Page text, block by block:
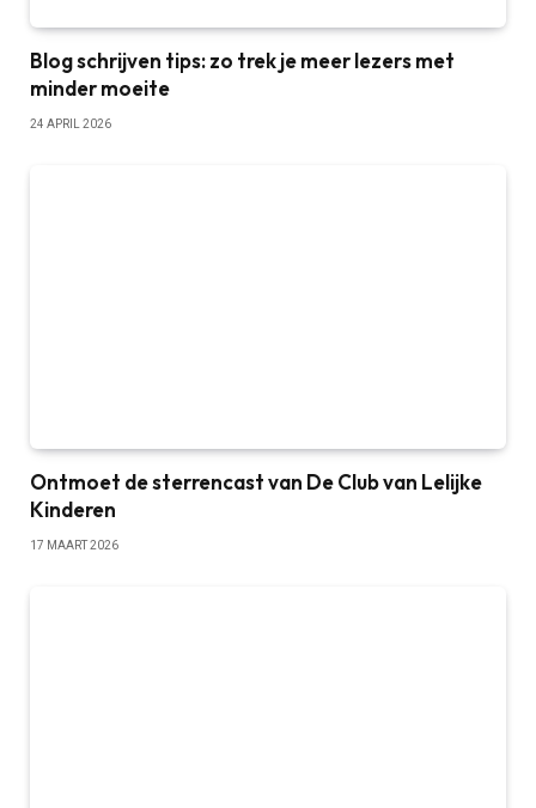
Blog schrijven tips: zo trek je meer lezers met
minder moeite
24 APRIL 2026
Ontmoet de sterrencast van De Club van Lelijke
Kinderen
17 MAART 2026